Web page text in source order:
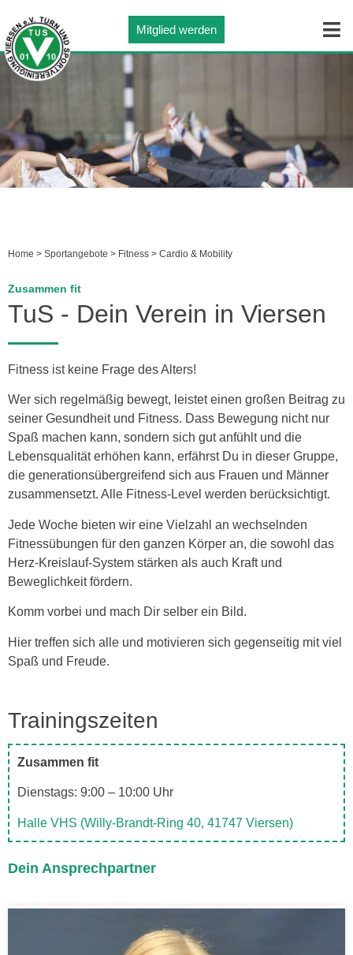
Mitglied werden
Home > Sportangebote > Fitness > Cardio & Mobility
Zusammen fit
TuS - Dein Verein in Viersen
Fitness ist keine Frage des Alters!
Wer sich regelmäßig bewegt, leistet einen großen Beitrag zu
seiner Gesundheit und Fitness. Dass Bewegung nicht nur
Spaß machen kann, sondern sich gut anfühlt und die
Lebensqualität erhöhen kann, erfährst Du in dieser Gruppe,
die generationsübergreifend sich aus Frauen und Männer
zusammensetzt. Alle Fitness-Level werden berücksichtigt.
Jede Woche bieten wir eine Vielzahl an wechselnden
Fitnessübungen für den ganzen Körper an, die sowohl das
Herz-Kreislauf-System stärken als auch Kraft und
Beweglichkeit fördern.
Komm vorbei und mach Dir selber ein Bild.
Hier treffen sich alle und motivieren sich gegenseitig mit viel
Spaß und Freude.
Trainingszeiten
Zusammen fit
Dienstags: 9:00 – 10:00 Uhr
Halle VHS (Willy-Brandt-Ring 40, 41747 Viersen)
Dein Ansprechpartner